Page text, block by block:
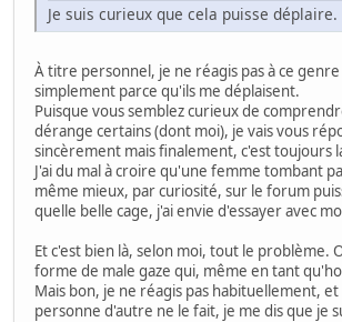
Je suis curieux que cela puisse déplaire.
À titre personnel, je ne réagis pas à ce
simplement parce qu'ils me déplaisent.
Puisque vous semblez curieux de
dérange certains (dont moi), je vais vous
sincèrement mais finalement, c'est toujours
J'ai du mal à croire qu'une femme tombant
même mieux, par curiosité, sur le forum
quelle belle cage, j'ai envie d'essayer avec
Et c'est bien là, selon moi, tout le problème.
forme de male gaze qui, même en tant
Mais bon, je ne réagis pas habituellement,
personne d'autre ne le fait, je me dis que je